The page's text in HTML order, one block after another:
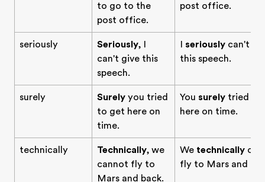
to go to the
post office.
post office.
seriously Seriously, I
can't give this
speech.
I seriously can't
this speech.
surely Surely you tried
to get here on
time.
You surely tried to
here on time.
technically Technically, we
cannot fly to
Mars and back.
We technically
fly to Mars and